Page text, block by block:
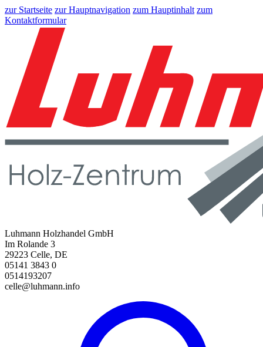
zur Startseite zur Hauptnavigation zum Hauptinhalt zum
Kontaktformular
Luhmann Holzhandel GmbH
Im Rolande 3
29223 Celle, DE
05141 3843 0
0514193207
celle@luhmann.info